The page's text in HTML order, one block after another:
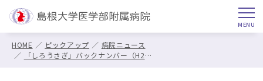
HOME ピックアップ
病院ニュース
「しろうさぎ」バックナンバー（H25-26年度）